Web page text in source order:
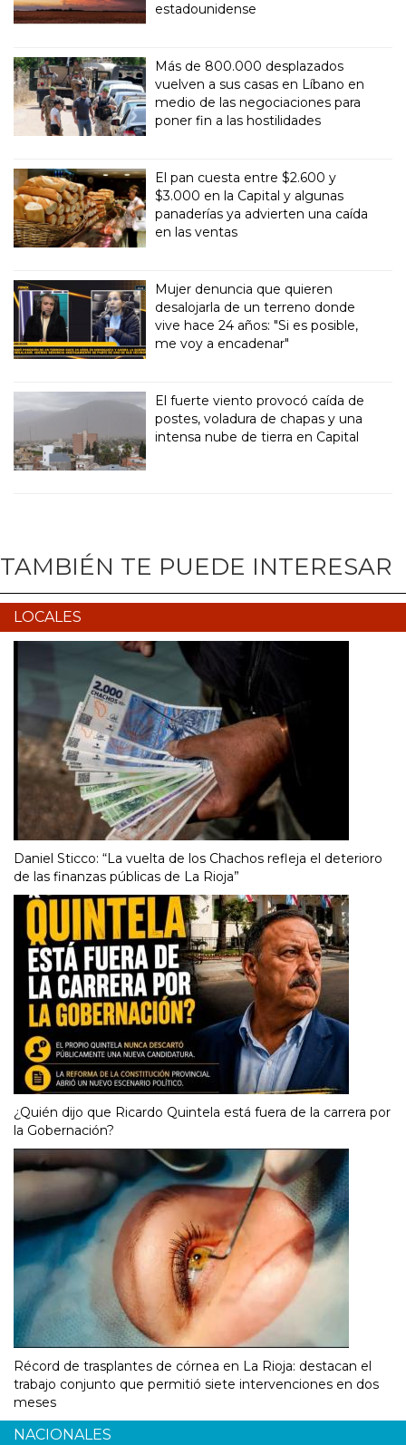
estadounidense
Más de 800.000 desplazados
vuelven a sus casas en Líbano en
medio de las negociaciones para
poner fin a las hostilidades
El pan cuesta entre $2.600 y
$3.000 en la Capital y algunas
panaderías ya advierten una caída
en las ventas
Mujer denuncia que quieren
desalojarla de un terreno donde
vive hace 24 años: "Si es posible,
me voy a encadenar"
El fuerte viento provocó caída de
postes, voladura de chapas y una
intensa nube de tierra en Capital
TAMBIÉN TE PUEDE INTERESAR
LOCALES
Daniel Sticco: “La vuelta de los Chachos refleja el deterioro
de las finanzas públicas de La Rioja”
¿Quién dijo que Ricardo Quintela está fuera de la carrera por
la Gobernación?
Récord de trasplantes de córnea en La Rioja: destacan el
trabajo conjunto que permitió siete intervenciones en dos
meses
NACIONALES